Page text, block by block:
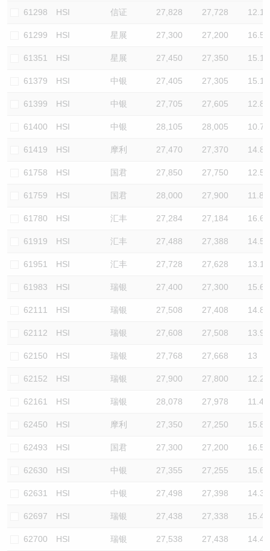
61298 HSI 信证 27,828 27,728 12.1
61299 HSI 星展 27,300 27,200 16.5
61351 HSI 星展 27,450 27,350 15.1
61379 HSI 中银 27,405 27,305 15.1
61399 HSI 中银 27,705 27,605 12.8
61400 HSI 中银 28,105 28,005 10.7
61419 HSI 摩利 27,470 27,370 14.8
61758 HSI 国君 27,850 27,750 12.5
61759 HSI 国君 28,000 27,900 11.8
61780 HSI 汇丰 27,284 27,184 16.6
61919 HSI 汇丰 27,488 27,388 14.5
61951 HSI 汇丰 27,728 27,628 13.1
61983 HSI 瑞银 27,400 27,300 15.6
62111 HSI 瑞银 27,508 27,408 14.8
62112 HSI 瑞银 27,608 27,508 13.9
62150 HSI 瑞银 27,768 27,668 13
62152 HSI 瑞银 27,900 27,800 12.2
62161 HSI 瑞银 28,078 27,978 11.4
62450 HSI 摩利 27,350 27,250 15.8
62493 HSI 国君 27,300 27,200 16.5
62630 HSI 中银 27,355 27,255 15.6
62631 HSI 中银 27,498 27,398 14.3
62697 HSI 瑞银 27,438 27,338 15.4
62700 HSI 瑞银 27,538 27,438 14.4